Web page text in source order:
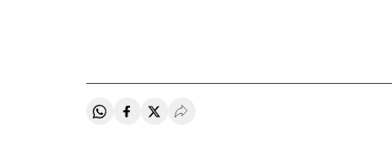
Compartir en Whatsapp
Compartir en Facebook
Compartir en Twitter
Desplegar Redes Sociales